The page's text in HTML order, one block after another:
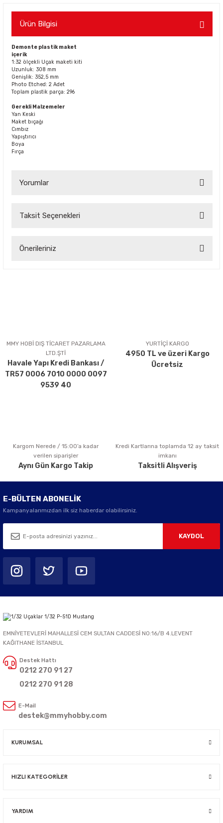
Ürün Bilgisi
Demonte plastik maket
içerik
1:32 ölçekli Uçak maketi kiti
Uzunluk: 308 mm
Genişlik: 352,5 mm
Photo Etched: 2 Adet
Toplam plastik parça: 296
Gerekli Malzemeler
Yan Keski
Maket bıçağı
Cımbız
Yapıştırıcı
Boya
Fırça
Yorumlar
Taksit Seçenekleri
Önerileriniz
Ürün açıklamasında eksik bilgiler bulunuyor.
Ürün bilgilerinde hatalar bulunuyor.
Ürün fiyatı diğer sitelerden daha pahalı.
Bu ürüne benzer farklı alternatifler olmalı.
Gönder
MMY HOBİ DIŞ TİCARET PAZARLAMA
LTD.ŞTİ
Havale Yapı Kredi Bankası /
TR57 0006 7010 0000 0097
9539 40
YURTİÇİ KARGO
4950 TL ve üzeri Kargo
Ücretsiz
Kargom Nerede / 15:00’a kadar
verilen siparişler
Aynı Gün Kargo Takip
Kredi Kartlarına toplamda 12 ay taksit
imkanı
Taksitli Alışveriş
E-BÜLTEN ABONELİK
Kampanyalarımızdan ilk siz haberdar olabilirsiniz.
KAYDOL
EMNİYETEVLERİ MAHALLESİ CEM SULTAN CADDESİ NO:16/B 4.LEVENT
KAĞITHANE İSTANBUL
Destek Hattı
0212 270 91 27
0212 270 91 28
E-Mail
destek@mmyhobby.com
KURUMSAL
HIZLI KATEGORİLER
YARDIM